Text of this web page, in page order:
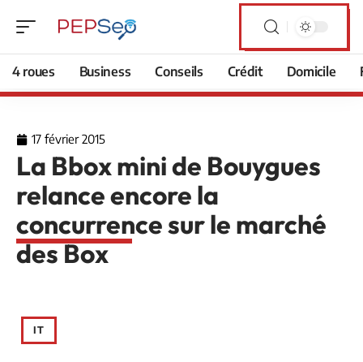
4 roues Business Conseils Crédit Domicile
17 février 2015
La Bbox mini de Bouygues
relance encore la
concurrence sur le marché
des Box
IT